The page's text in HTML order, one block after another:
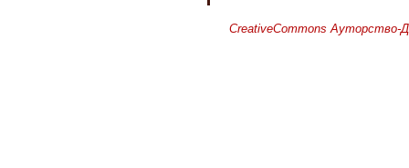
CreativeCommons Ауторство-